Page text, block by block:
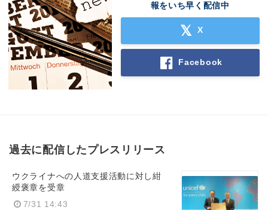
報をいち早く配信中
X
Facebook
過去に配信したプレスリリース
ウクライナへの人道支援活動に対し紺
綬褒章を受章
7/31 14:43